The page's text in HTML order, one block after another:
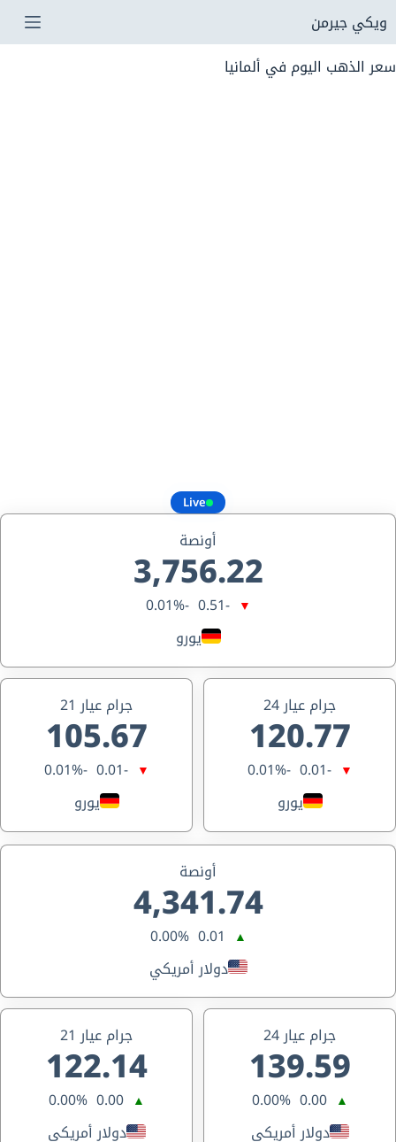
التجاوز
إلى
المحتوى
ويكي جيرمن
سعر الذهب اليوم في ألمانيا
Live
أونصة
3,756.22
▼
-0.51
-0.01%
يورو
جرام عيار 24
120.77
▼
-0.01
-0.01%
يورو
جرام عيار 21
105.67
▼
-0.01
-0.01%
يورو
أونصة
4,341.74
▲
0.01
0.00%
دولار أمريكي
جرام عيار 24
139.59
▲
0.00
0.00%
دولار أمريكي
جرام عيار 21
122.14
▲
0.00
0.00%
دولار أمريكي